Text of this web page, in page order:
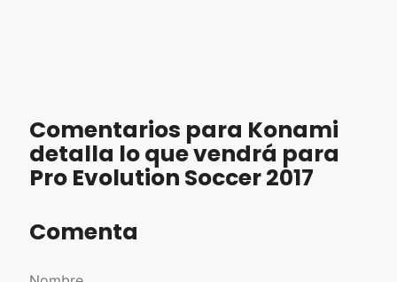
Comentarios para Konami
detalla lo que vendrá para
Pro Evolution Soccer 2017
Comenta